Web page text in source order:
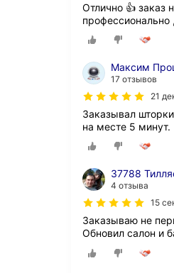
Отлично 👍 заказ
Максим
17 отзывов
21
Заказывал
на месте 5 минут.
37788
4 отзыва
15
Заказываю не
Обновил салон и